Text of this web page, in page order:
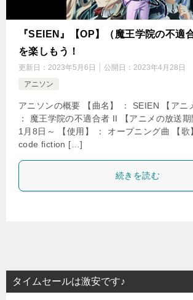
『SEIEN』【OP】（魔王学院の不適
を楽しもう！
更新日： 2023年5月6日 公開日： 2023年4月28日
アニソン
アニソンの概要 【曲名】 ： SEIEN 【アニ
： 魔王学院の不適合者 II 【アニメの放送
1月8日～ 【使用】 ： オープニング曲 【
code fiction […]
続きを読む
タイムセールは激安です♪